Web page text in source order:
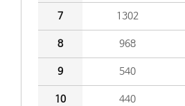
7 1302
8 968
9 540
10 440